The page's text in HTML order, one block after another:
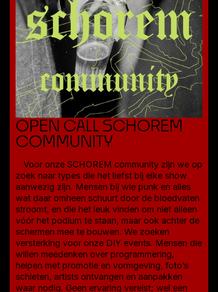
OPEN CALL SCHOREM
COMMUNITY
Voor onze SCHOREM community zijn we op
zoek naar types die het liefst bij elke show
aanwezig zijn. Mensen bij wie punk en alles
wat daar omheen schuurt door de bloedvaten
stroomt, en die het leuk vinden om niet alleen
vóór het podium te staan, maar ook achter de
schermen mee te bouwen. We zoeken
versterking voor onze DIY events. Mensen die
willen meedenken over programmering,
helpen met promotie en vormgeving, foto’s
schieten, artists ontvangen en aanpakken
waar nodig. Geen ervaring vereist; wel een